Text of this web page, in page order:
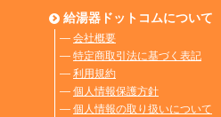
給湯器ドットコムについて
― 会社概要
― 特定商取引法に基づく表記
― 利用規約
― 個人情報保護方針
― 個人情報の取り扱いについて